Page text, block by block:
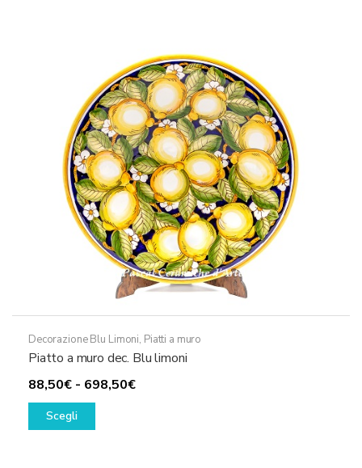
Decorazione Blu Limoni, Piatti a muro
Piatto a muro dec. Blu limoni
88,50€ - 698,50€Fascia
Scegli
Questo